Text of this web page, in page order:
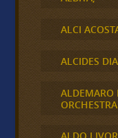
ALCI
ALCIDES
ALDEMARO
ORCHESTRA